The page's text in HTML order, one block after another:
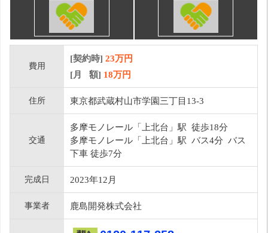
費用
[契約時] 23万円
[月 額] 18万円
住所 東京都武蔵村山市学園三丁目13-3
交通
多摩モノレール「上北台」駅 徒歩18分
多摩モノレール「上北台」駅 バス4分 バス
下車 徒歩7分
完成日 2023年12月
事業者 鹿島開発株式会社